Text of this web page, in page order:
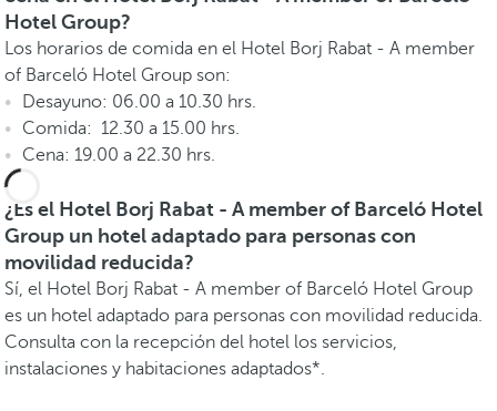
Hotel Group?
Los horarios de comida en el Hotel Borj Rabat - A member
of Barceló Hotel Group son:
Desayuno: 06.00 a 10.30 hrs.
Comida: 12.30 a 15.00 hrs.
Cena: 19.00 a 22.30 hrs.
¿Es el Hotel Borj Rabat - A member of Barceló Hotel
Group un hotel adaptado para personas con
movilidad reducida?
Sí, el Hotel Borj Rabat - A member of Barceló Hotel Group
es un hotel adaptado para personas con movilidad reducida.
Consulta con la recepción del hotel los servicios,
instalaciones y habitaciones adaptados*.